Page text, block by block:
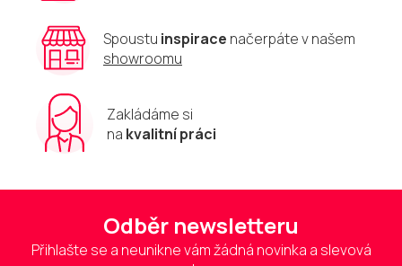
u
Spoustu inspirace načerpáte v našem
showroomu
Zakládáme si
na kvalitní práci
Odběr newsletteru
Přihlašte se a neunikne vám žádná novinka a slevová